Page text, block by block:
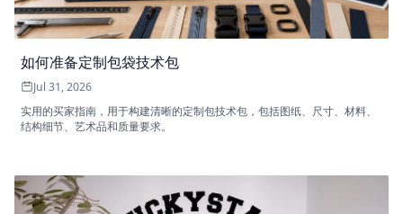
如何准备定制包袋技术包
Jul 31, 2026
实用的买家指南，用于构建清晰的定制包技术包，包括图纸、尺寸、材料、
结构细节、艺术品和质量要求。